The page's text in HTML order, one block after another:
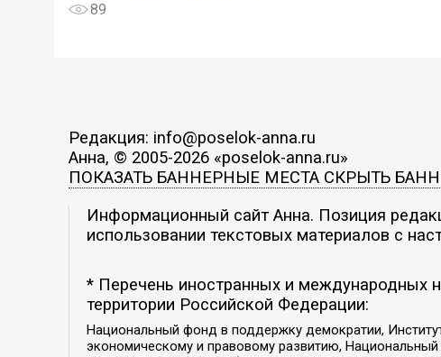
89
Редакция: info@poselok-anna.ru
Анна, © 2005-2026 «poselok-anna.ru»
ПОКАЗАТЬ БАННЕРНЫЕ МЕСТА СКРЫТЬ
Информационный сайт Анна. Позиция
использовании текстовых материалов с
* Перечень иностранных и международных
территории Российской Федерации:
Национальный фонд в поддержку демократии,
экономическому и правовому развитию, Национальный